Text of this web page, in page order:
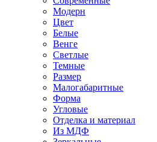
Модерн
Цвет
Белые
Венге
Светлые
Темные
Размер
Малогабаритные
Форма
Угловые
Отделка и материал
Из МДФ